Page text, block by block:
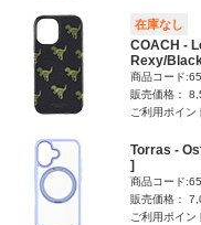
在庫なし
COACH -
Rexy/
商品コード
販売価格：
ご利用ポイ
Torras -
]
商品コード
販売価格：
ご利用ポイ